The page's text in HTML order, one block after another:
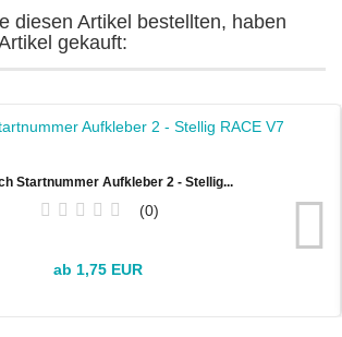
diesen Artikel bestellten, haben
gekauft:
Startnummer Aufkleber 2 - Stellig...
0
ab 1,75 EUR